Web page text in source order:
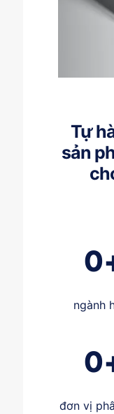
Tự
sản
ngành
0
đơn vị
0